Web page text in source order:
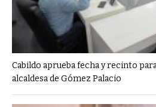
Cabildo aprueba fecha y recinto
alcaldesa de Gómez Palacio